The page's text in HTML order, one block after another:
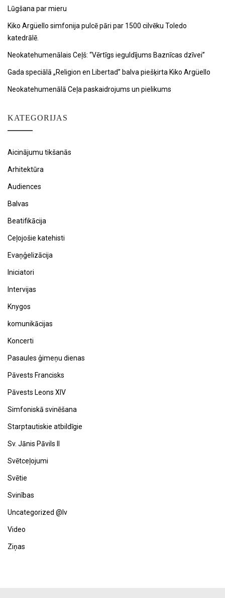
Lūgšana par mieru
Kiko Argüello simfonija pulcē pāri par 1500 cilvēku Toledo
katedrālē.
Neokatehumenālais Ceļš: “Vērtīgs ieguldījums Baznīcas dzīvei”
Gada speciālā „Religion en Libertad” balva piešķirta Kiko Argüello
Neokatehumenālā Ceļa paskaidrojums un pielikums
KATEGORIJAS
Aicinājumu tikšanās
Arhitektūra
Audiences
Balvas
Beatifikācija
Ceļojošie katehisti
Evaņģelizācija
Iniciatori
Intervijas
Knygos
komunikācijas
Koncerti
Pasaules ģimeņu dienas
Pāvests Francisks
Pāvests Leons XIV
Simfoniskā svinēšana
Starptautiskie atbildīgie
Sv. Jānis Pāvils II
Svētceļojumi
Svētie
Svinības
Uncategorized @lv
Video
Ziņas